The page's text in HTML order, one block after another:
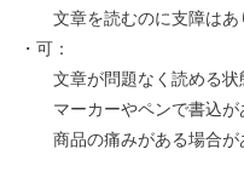
文章を読むのに支障はあ
・可：
文章が問題なく読める状
マーカーやペンで書込が
商品の痛みがある場合が